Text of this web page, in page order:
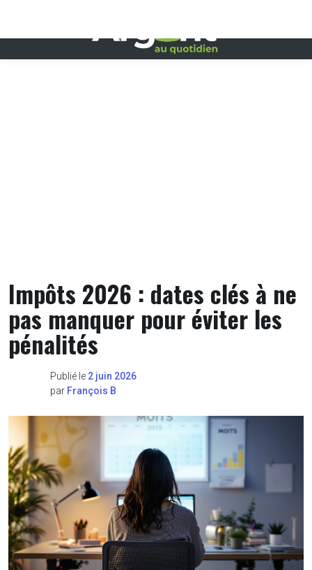
content
Impôts 2026 : dates clés à ne
pas manquer pour éviter les
pénalités
Publié le 2 juin 2026
par François B